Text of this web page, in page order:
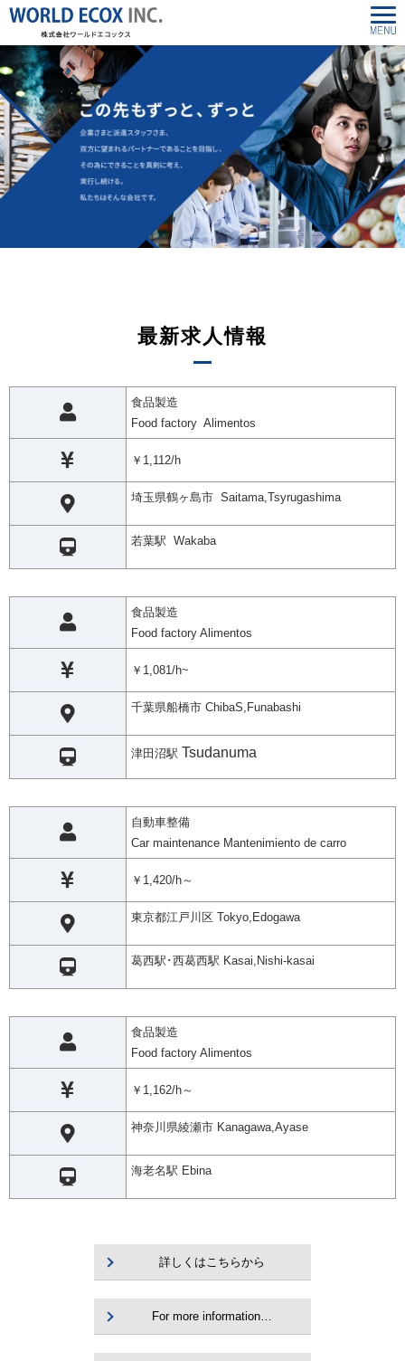
最新求人情報
食品製造
Food factory Alimentos
￥1,112/h
埼玉県鶴ヶ島市 Saitama,Tsyrugashima
若葉駅 Wakaba
食品製造
Food factory Alimentos
￥1,081/h~
千葉県船橋市 ChibaS,Funabashi
津田沼駅 Tsudanuma
自動車整備
Car maintenance Mantenimiento de carro
￥1,420/h～
東京都江戸川区 Tokyo,Edogawa
葛西駅･西葛西駅 Kasai,Nishi-kasai
食品製造
Food factory Alimentos
￥1,162/h～
神奈川県綾瀬市 Kanagawa,Ayase
海老名駅 Ebina
詳しくはこちらから
For more information…